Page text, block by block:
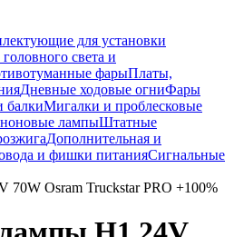
для установки
света и
фарыПлаты,
Дневные ходовые огниФары
балкиМигалки и проблесковые
лампыШтатные
Дополнительная и
и фишки питанияCигнальные
70W Osram Truckstar PRO +100%